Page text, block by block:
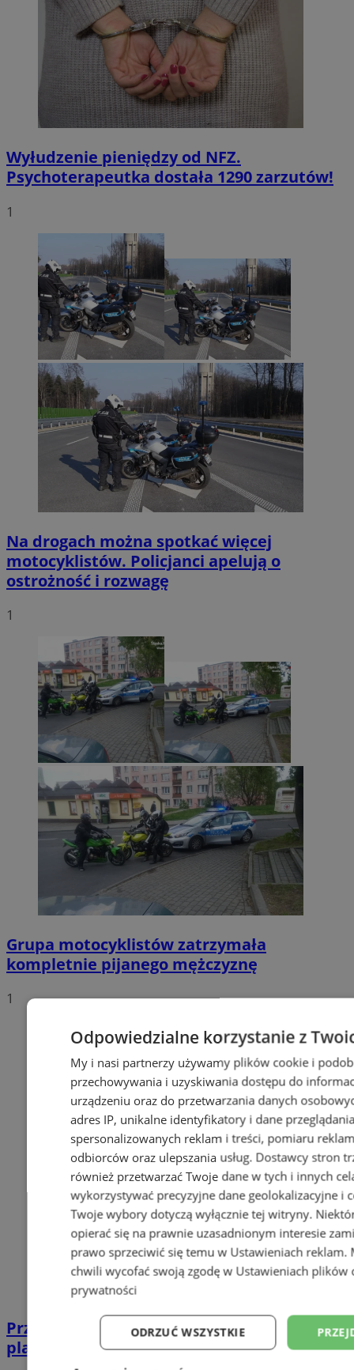
Wyłudzenie pieniędzy od NFZ.
Psychoterapeutka dostała 1290 zarzutów!
1
Na drogach można spotkać więcej
motocyklistów. Policjanci apelują o
ostrożność i rozwagę
1
Grupa motocyklistów zatrzymała
kompletnie pijanego mężczyznę
1
Przyszłość Wodzisławia Śląskiego:
planowane inwestycje na 2025 rok
Odpowiedzialne korzystanie z
My i nasi partnerzy używamy plików cookie i
przechowywania i uzyskiwania dostępu do
urządzeniu oraz do przetwarzania danych
adres IP, unikalne identyfikatory i dane
spersonalizowanych reklam i treści, pomiaru
odbiorców oraz ulepszania usług. Dostawcy stron
również przetwarzać Twoje dane w tych i innych
wykorzystywać precyzyjne dane geolokalizacyjne i
Twoje wybory dotyczą wyłącznie tej witryny.
opierać się na prawnie uzasadnionym interesie
prawo sprzeciwić się temu w Ustawieniach reklam.
chwili wycofać swoją zgodę w Ustawieniach plików
prywatności
ODRZUĆ WSZYSTKIE